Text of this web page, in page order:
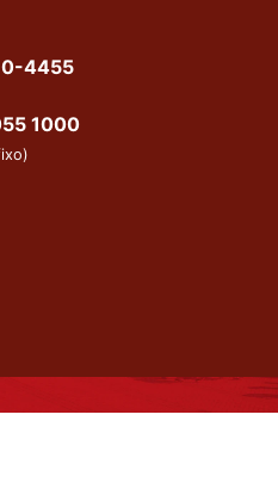
4455
1000